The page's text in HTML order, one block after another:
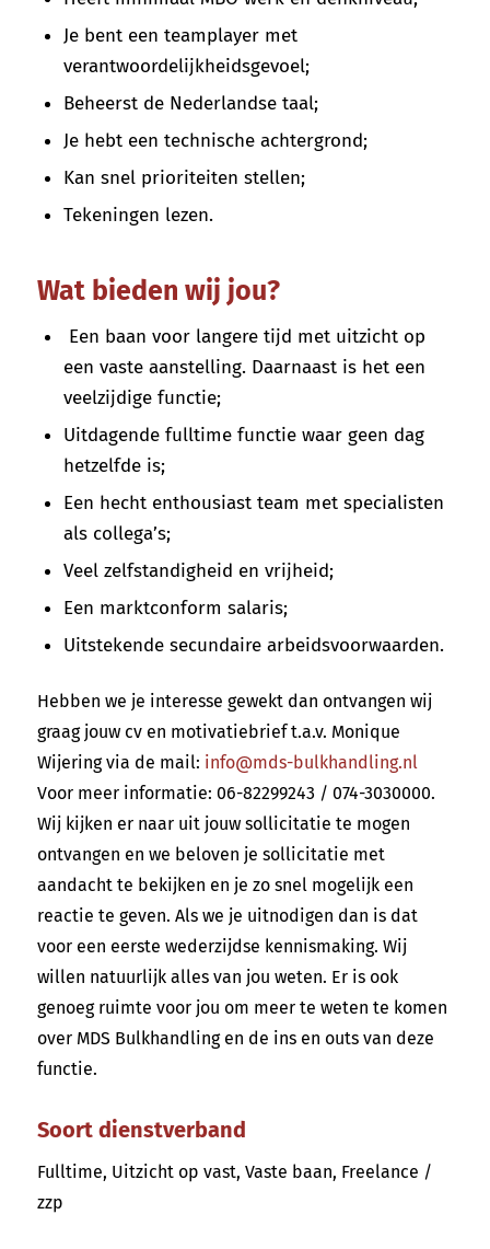
Je bent een teamplayer met
verantwoordelijkheidsgevoel;
Beheerst de Nederlandse taal;
Je hebt een technische achtergrond;
Kan snel prioriteiten stellen;
Tekeningen lezen.
Wat bieden wij jou?
Een baan voor langere tijd met uitzicht op
een vaste aanstelling. Daarnaast is het een
veelzijdige functie;
Uitdagende fulltime functie waar geen dag
hetzelfde is;
Een hecht enthousiast team met specialisten
als collega’s;
Veel zelfstandigheid en vrijheid;
Een marktconform salaris;
Uitstekende secundaire arbeidsvoorwaarden.
Hebben we je interesse gewekt dan ontvangen wij
graag jouw cv en motivatiebrief t.a.v. Monique
Wijering via de mail: info@mds-bulkhandling.nl
Voor meer informatie: 06-82299243 / 074-3030000.
Wij kijken er naar uit jouw sollicitatie te mogen
ontvangen en we beloven je sollicitatie met
aandacht te bekijken en je zo snel mogelijk een
reactie te geven. Als we je uitnodigen dan is dat
voor een eerste wederzijdse kennismaking. Wij
willen natuurlijk alles van jou weten. Er is ook
genoeg ruimte voor jou om meer te weten te komen
over MDS Bulkhandling en de ins en outs van deze
functie.
Soort dienstverband
Fulltime, Uitzicht op vast, Vaste baan, Freelance /
zzp